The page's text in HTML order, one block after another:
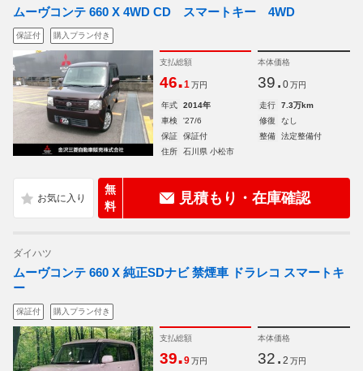
ムーヴコンテ 660 X 4WD CD スマートキー 4WD
保証付 購入プラン付き
支払総額
46.1 万円
本体価格
39. 0 万円
年式 2014年 走行
7.3万km
車検
'27/6 修復
なし
保証
保証付 整備
法定整備付
住所
石川県 小松市
無
料
見積もり・在庫確認
ダイハツ
ムーヴコンテ 660 X 純正SDナビ 禁煙車 ドラレコ スマートキ
ー
保証付 購入プラン付き
支払総額
39.9 万円
本体価格
32. 2 万円